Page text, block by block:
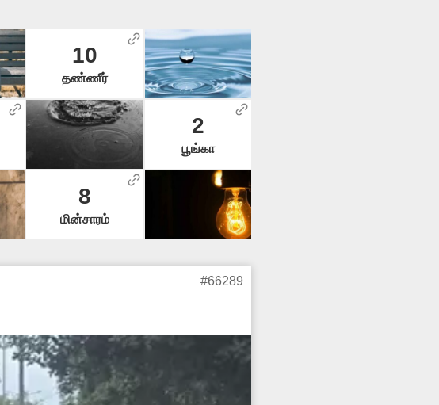
10
தண்ணீர்
8
மின்சாரம்
2
பூங்கா
#66289